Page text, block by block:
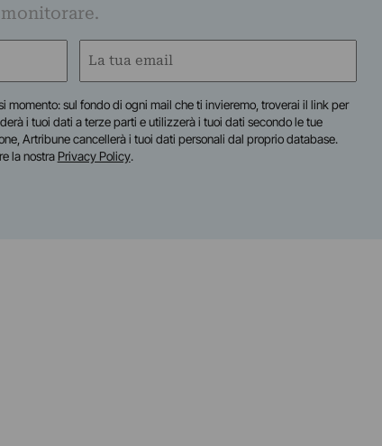
Email
momento: sul fondo di ogni mail che ti invieremo, troverai il link per
i tuoi dati a terze parti e utilizzerà i tuoi dati secondo le tue
Artribune cancellerà i tuoi dati personali dal proprio database.
la nostra Privacy Policy.